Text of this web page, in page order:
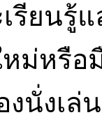
ยนรู้แ
ม่หรือ
งนั่งเ